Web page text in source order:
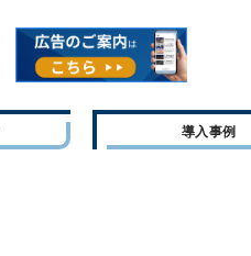
導入事例